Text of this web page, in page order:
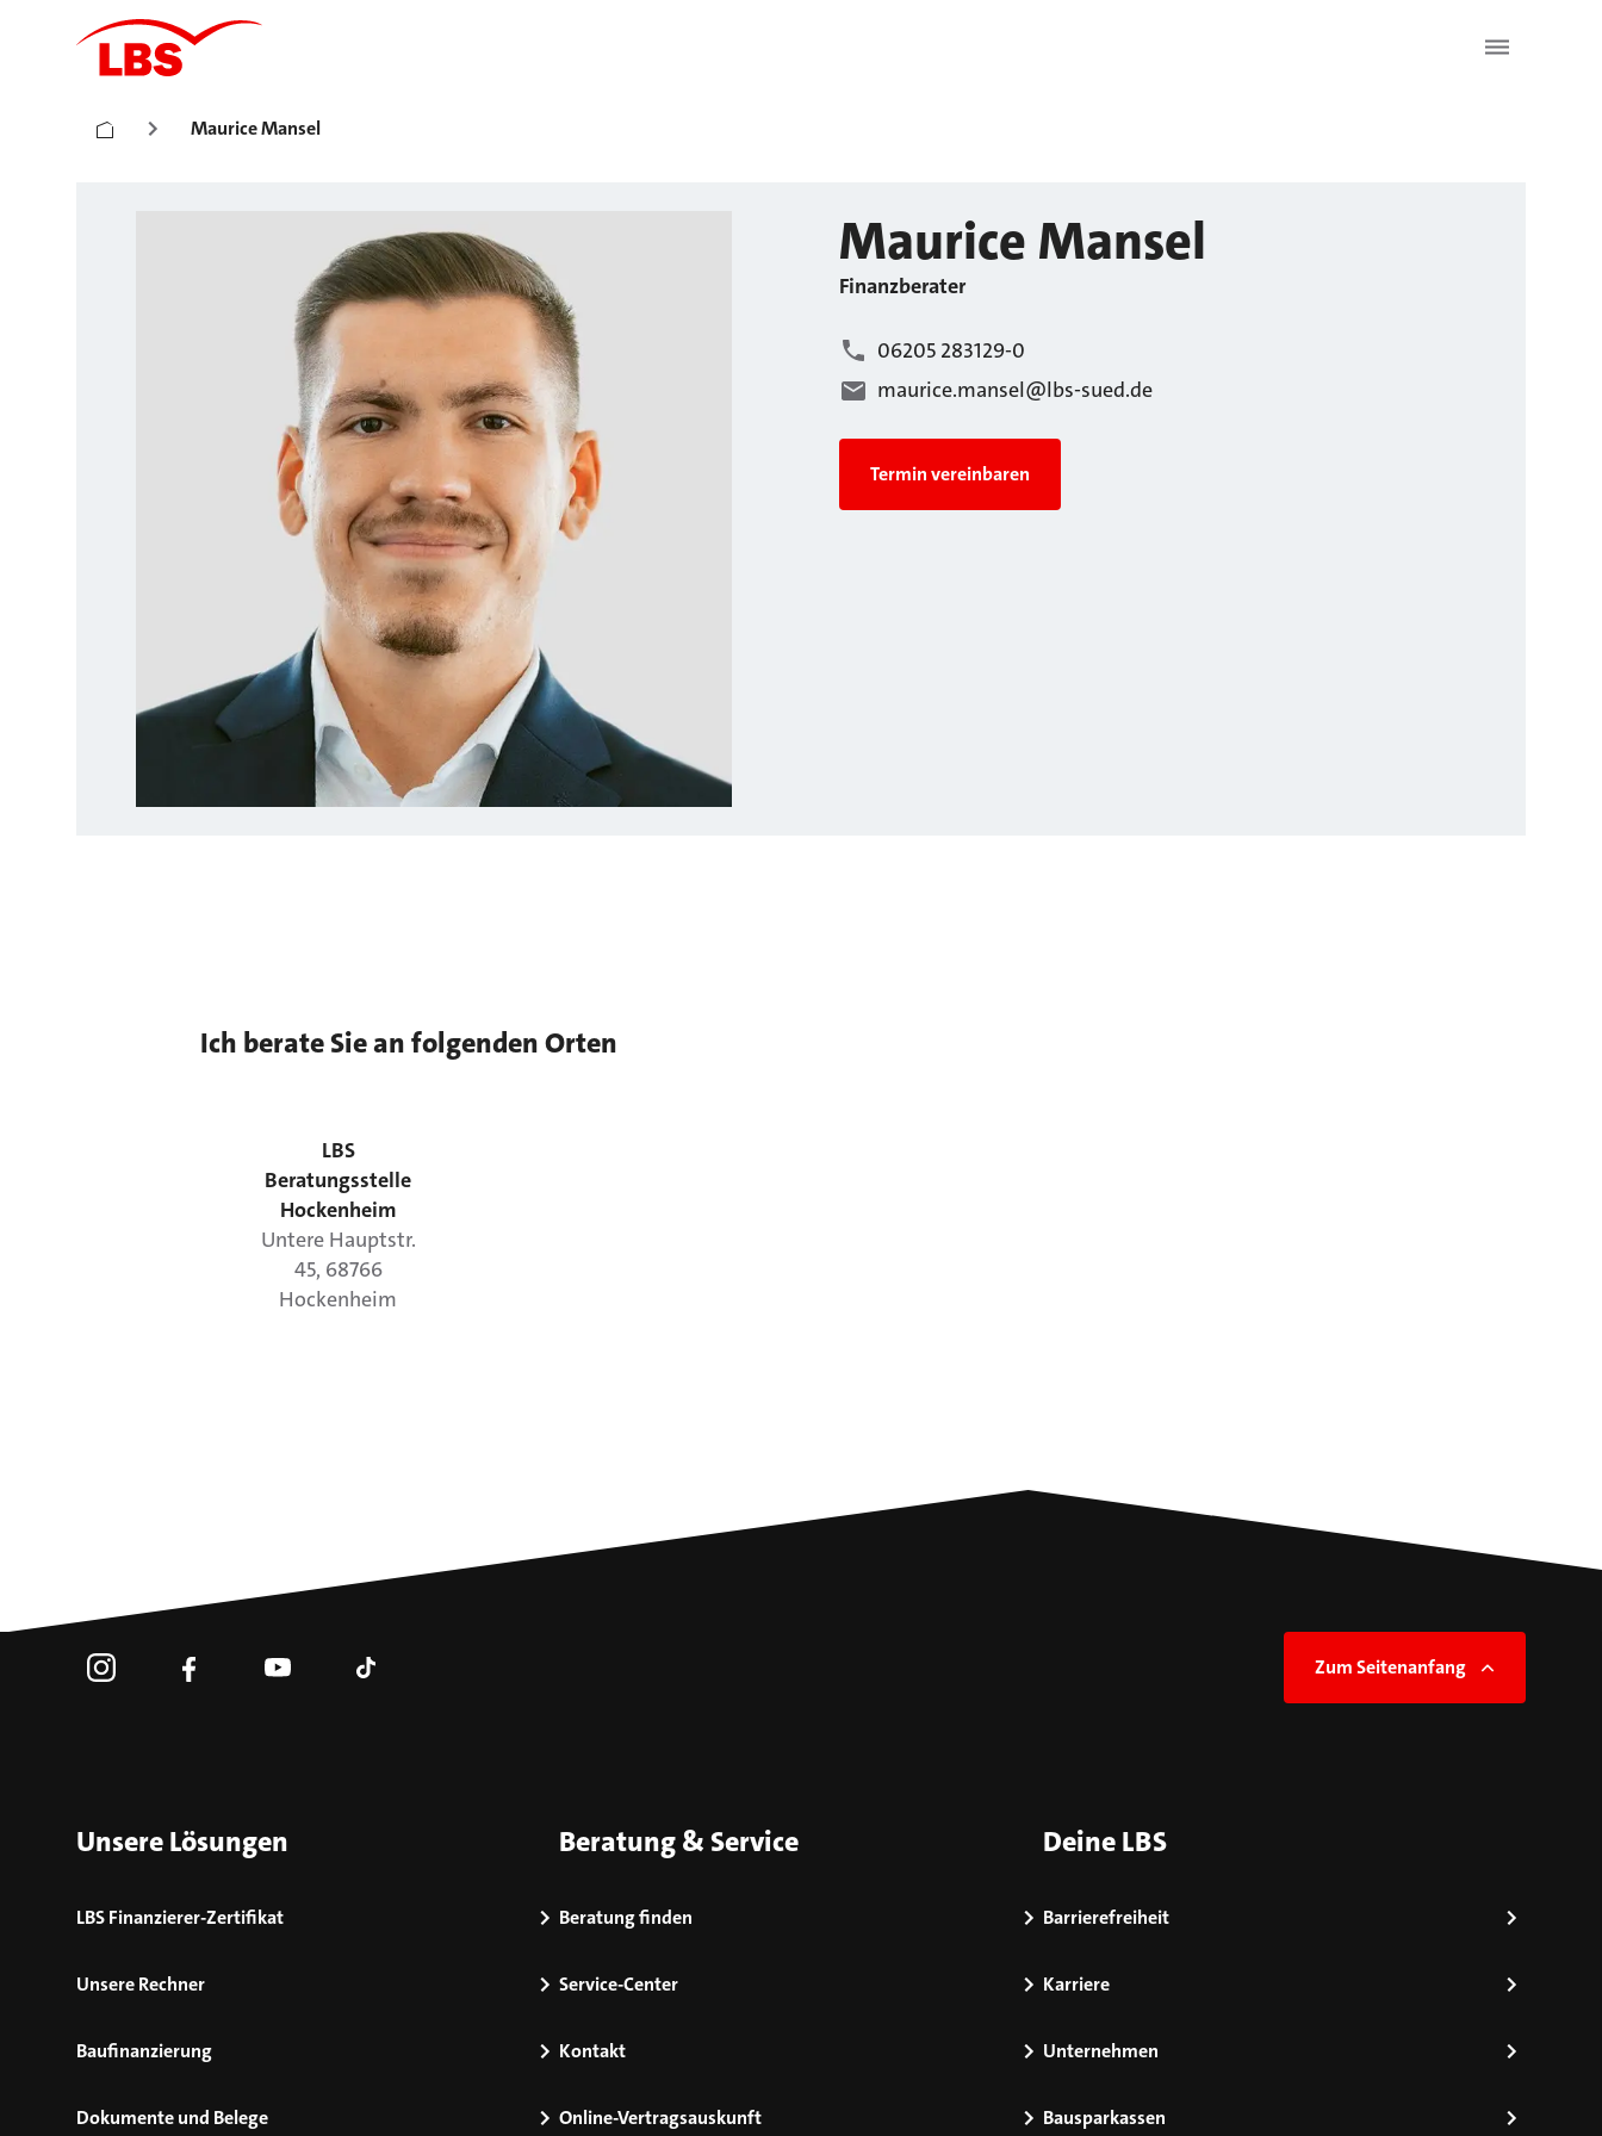
Maurice Mansel
Maurice Mansel
Finanzberater
06205 283129-0
maurice.mansel@lbs-sued.de
Termin vereinbaren
Ich berate Sie an folgenden Orten
LBS
Beratungsstelle
Hockenheim
Untere Hauptstr.
45, 68766
Hockenheim
Zum Seitenanfang
Unsere Lösungen
LBS Finanzierer-Zertifikat
Unsere Rechner
Baufinanzierung
Dokumente und Belege
Beratung & Service
Beratung finden
Service-Center
Kontakt
Online-Vertragsauskunft
Deine LBS
Barrierefreiheit
Karriere
Unternehmen
Bausparkassen